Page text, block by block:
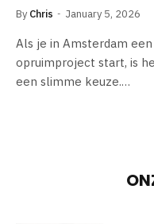
By Chris January 5, 2026
Als je in Amsterdam
opruimproject start, is
een slimme keuze.…